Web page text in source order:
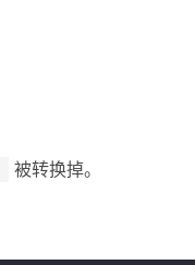
被转换掉。